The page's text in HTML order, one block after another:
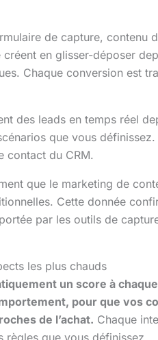
de capture, contenu
en glisser-déposer
Chaque conversion est
des leads en temps réel
que vous définissez.
contact du CRM.
que le marketing de
Cette donnée
par les outils de
les plus chauds
un score à
pour que vos
de l’achat. Chaque